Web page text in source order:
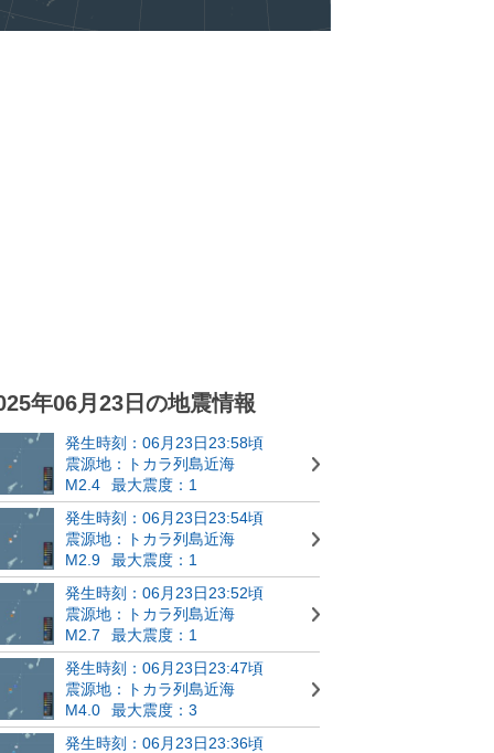
年06月23日の地震情報
発生時刻：06月23日23:58頃
震源地：トカラ列島近海
M2.4
最大震度：1
発生時刻：06月23日23:54頃
震源地：トカラ列島近海
M2.9
最大震度：1
発生時刻：06月23日23:52頃
震源地：トカラ列島近海
M2.7
最大震度：1
発生時刻：06月23日23:47頃
震源地：トカラ列島近海
M4.0
最大震度：3
発生時刻：06月23日23:36頃